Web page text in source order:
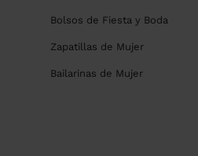
Bolsos de Fiesta y Boda
Zapatillas de Mujer
Bailarinas de Mujer